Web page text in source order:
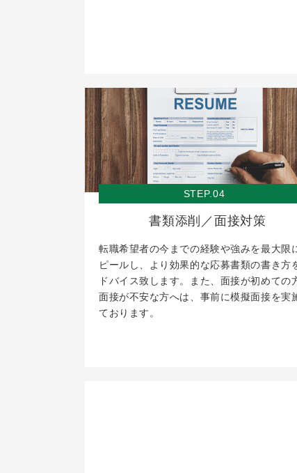
STEP.04
書類添削／面接対策
転職希望者の今までの経験や強みを最大限
ピールし、より効果的な応募書類の書き方
ドバイス致します。また、面接が初めての
面接が不安な方へは、事前に模擬面接を実
ております。